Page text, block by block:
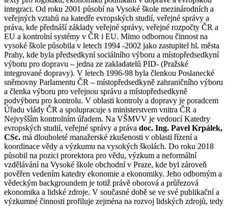
integraci. Od roku 2001 působí na Vysoké škole mezinárodních a
veřejných vztahů na katedře evropských studií, veřejné správy a
práva, kde přednáší základy veřejné správy, veřejné rozpočty ČR a
EU a kontrolní systémy v ČR i EU. Mimo odbornou činnost na
vysoké škole působila v letech 1994 -2002 jako zastupitel hl. města
Prahy, kde byla předsedkyní sociálního výboru a místopředsedkyní
výboru pro dopravu – jedna ze zakladatelů PID- (Pražské
integrované dopravy). V letech 1996-98 byla členkou Poslanecké
sněmovny Parlamentu ČR – místopředsedkyně zahraničního výboru
a členka výboru pro veřejnou správu a místopředsedkyně
podvýboru pro kontrolu. V oblasti kontroly a dopravy je poradcem
Úřadu vlády ČR a spolupracuje s ministerstvem vnitra ČR a
Nejvyšším kontrolním úřadem. Na VŠMVV je vedoucí Katedry
evropských studií, veřejné správy a práva doc. Ing. Pavel Krpálek,
CSc. má dlouholeté manažerské zkušenosti v oblasti řízení a
koordinace vědy a výzkumu na vysokých školách. Do roku 2018
působil na pozici prorektora pro vědu, výzkum a neformální
vzdělávání na Vysoké škole obchodní v Praze, kde byl zároveň
pověřen vedením katedry ekonomie a ekonomiky. Jeho odborným a
vědeckým backgroundem je totiž právě oborová a průřezová
ekonomika a lidské zdroje. V současné době se ve své publikační a
výzkumné činnosti profiluje zejména na rozvoj lidských zdrojů, tedy